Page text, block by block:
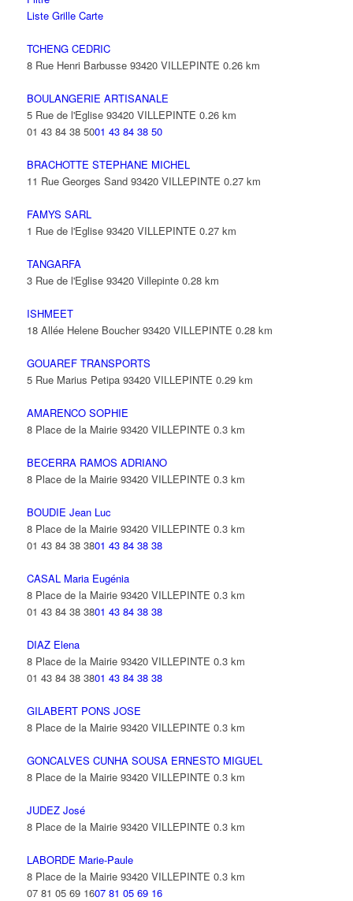
Liste Grille Carte
TCHENG CEDRIC
8 Rue Henri Barbusse 93420 VILLEPINTE 0.26 km
BOULANGERIE ARTISANALE
5 Rue de l'Eglise 93420 VILLEPINTE 0.26 km
01 43 84 38 5001 43 84 38 50
BRACHOTTE STEPHANE MICHEL
11 Rue Georges Sand 93420 VILLEPINTE 0.27 km
FAMYS SARL
1 Rue de l'Eglise 93420 VILLEPINTE 0.27 km
TANGARFA
3 Rue de l'Eglise 93420 Villepinte 0.28 km
ISHMEET
18 Allée Helene Boucher 93420 VILLEPINTE 0.28 km
GOUAREF TRANSPORTS
5 Rue Marius Petipa 93420 VILLEPINTE 0.29 km
AMARENCO SOPHIE
8 Place de la Mairie 93420 VILLEPINTE 0.3 km
BECERRA RAMOS ADRIANO
8 Place de la Mairie 93420 VILLEPINTE 0.3 km
BOUDIE Jean Luc
8 Place de la Mairie 93420 VILLEPINTE 0.3 km
01 43 84 38 3801 43 84 38 38
CASAL Maria Eugénia
8 Place de la Mairie 93420 VILLEPINTE 0.3 km
01 43 84 38 3801 43 84 38 38
DIAZ Elena
8 Place de la Mairie 93420 VILLEPINTE 0.3 km
01 43 84 38 3801 43 84 38 38
GILABERT PONS JOSE
8 Place de la Mairie 93420 VILLEPINTE 0.3 km
GONCALVES CUNHA SOUSA ERNESTO MIGUEL
8 Place de la Mairie 93420 VILLEPINTE 0.3 km
JUDEZ José
8 Place de la Mairie 93420 VILLEPINTE 0.3 km
LABORDE Marie-Paule
8 Place de la Mairie 93420 VILLEPINTE 0.3 km
07 81 05 69 1607 81 05 69 16